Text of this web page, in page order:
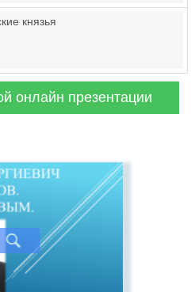
князья
онлайн презентации